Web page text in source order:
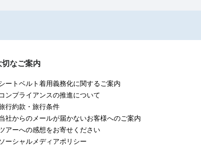
切なご案内
ートベルト着用義務化に関するご案内
コンプライアンスの推進について
行約款・旅行条件
社からのメールが届かないお客様へのご案内
アーへの感想をお寄せください
ソーシャルメディアポリシー